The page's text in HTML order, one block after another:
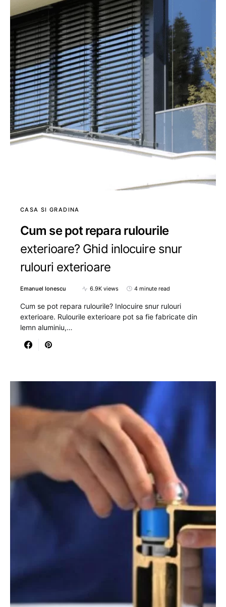
CASA SI GRADINA
Cum se pot repara rulourile
exterioare? Ghid inlocuire snur
rulouri exterioare
Emanuel Ionescu 6.9K views 4 minute read
Cum se pot repara rulourile? Inlocuire snur rulouri
exterioare. Rulourile exterioare pot sa fie fabricate din
lemn aluminiu,…